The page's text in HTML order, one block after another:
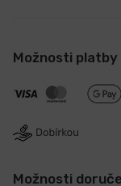
Možnosti platby
Možnosti